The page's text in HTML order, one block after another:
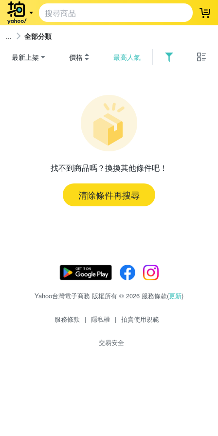
登
全部分類
最新上架 價格 最高人氣
找不到商品嗎？換換其他條件吧！
清除條件再搜尋
Yahoo台灣電子商務 版權所有 © 2026 服務條款(更新)
服務條款 | 隱私權 | 拍賣使用規範
交易安全